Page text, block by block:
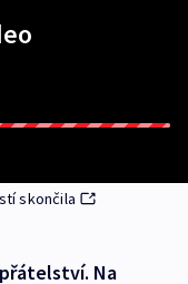
skončila
Na